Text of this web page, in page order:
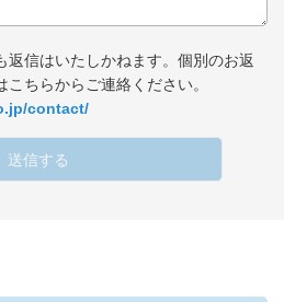
返信はいたしかねます。個別のお返
ちらからご連絡ください。
contact/
送信する